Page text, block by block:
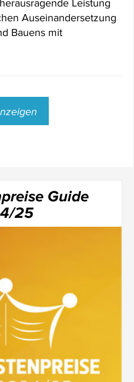
Leistung
Auseinandersetzung
Bauens mit
Guide
25